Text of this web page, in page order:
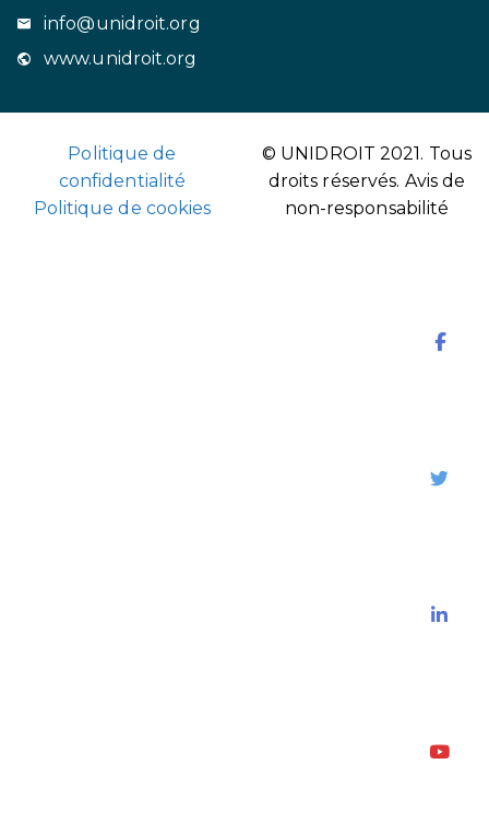
info@unidroit.org
www.unidroit.org
Politique de
confidentialité
Politique de cookies
© UNIDROIT 2021. Tous
droits réservés. Avis de
non-responsabilité